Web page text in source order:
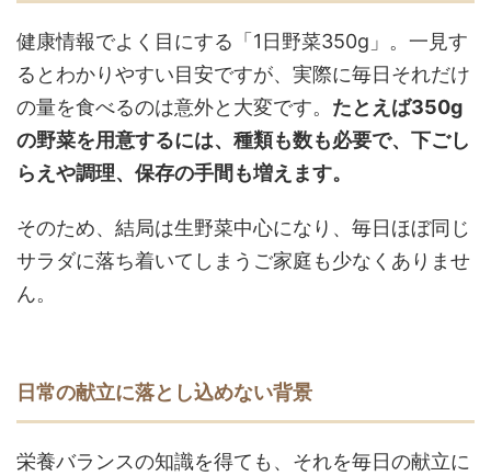
健康情報でよく目にする「1日野菜350g」。一見す
るとわかりやすい目安ですが、実際に毎日それだけ
の量を食べるのは意外と大変です。 たとえば350g
の野菜を用意するには、種類も数も必要で、下ごし
らえや調理、保存の手間も増えます。
そのため、結局は生野菜中心になり、毎日ほぼ同じ
サラダに落ち着いてしまうご家庭も少なくありませ
ん。
日常の献立に落とし込めない背景
栄養バランスの知識を得ても、それを毎日の献立に